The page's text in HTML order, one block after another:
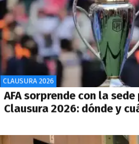
CLAUSURA 2026
AFA sorprende con la
Clausura 2026: dónde y